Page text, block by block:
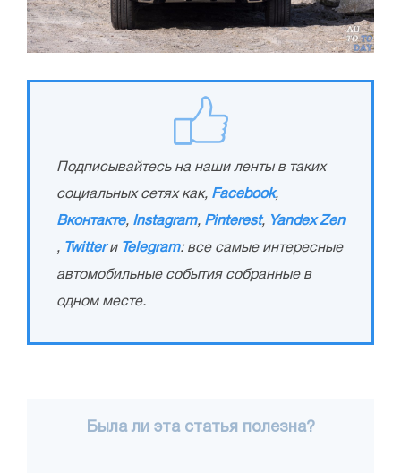
Подписывайтесь на наши ленты в таких
социальных сетях как, Facebook,
Вконтакте, Instagram, Pinterest, Yandex Zen
, Twitterи Telegram: все самые интересные
автомобильные события собранные в
одном месте.
Была ли эта статья полезна?